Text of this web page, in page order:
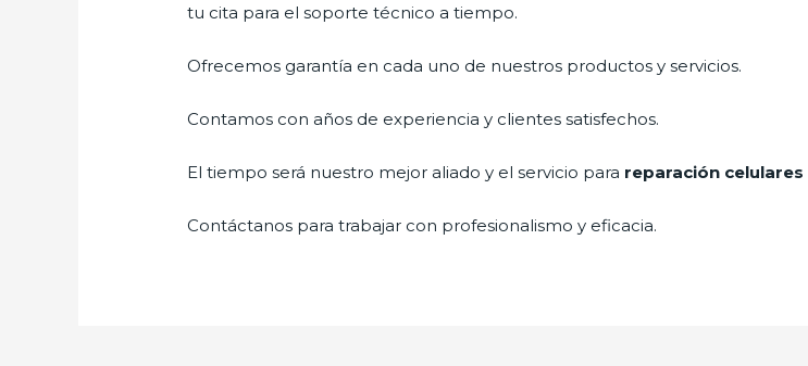
tu cita para el soporte técnico a tiempo.
Ofrecemos garantía en cada uno de nuestros productos y servicios.
Contamos con años de experiencia y clientes satisfechos.
El tiempo será nuestro mejor aliado y el servicio para reparación celulares
Contáctanos para trabajar con profesionalismo y eficacia.